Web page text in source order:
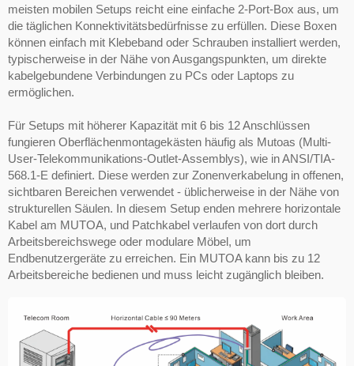
meisten mobilen Setups reicht eine einfache 2-Port-Box aus, um
die täglichen Konnektivitätsbedürfnisse zu erfüllen. Diese Boxen
können einfach mit Klebeband oder Schrauben installiert werden,
typischerweise in der Nähe von Ausgangspunkten, um direkte
kabelgebundene Verbindungen zu PCs oder Laptops zu
ermöglichen.
Für Setups mit höherer Kapazität mit 6 bis 12 Anschlüssen
fungieren Oberflächenmontagekästen häufig als Mutoas (Multi-
User-Telekommunikations-Outlet-Assemblys), wie in ANSI/TIA-
568.1-E definiert. Diese werden zur Zonenverkabelung in offenen,
sichtbaren Bereichen verwendet - üblicherweise in der Nähe von
strukturellen Säulen. In diesem Setup enden mehrere horizontale
Kabel am MUTOA, und Patchkabel verlaufen von dort durch
Arbeitsbereichswege oder modulare Möbel, um
Endbenutzergeräte zu erreichen. Ein MUTOA kann bis zu 12
Arbeitsbereiche bedienen und muss leicht zugänglich bleiben.